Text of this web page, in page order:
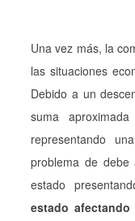
Una vez más, la
las situaciones
Debido a un
suma
representando
problema de
estado
estado